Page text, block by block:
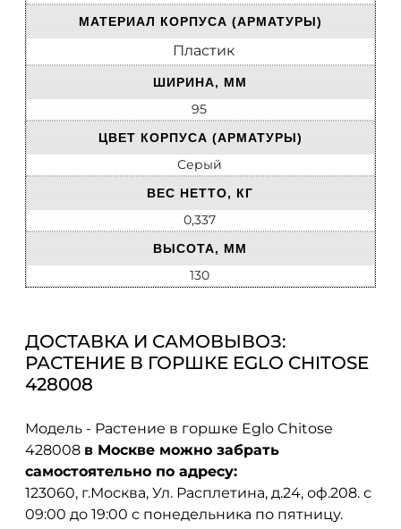
МАТЕРИАЛ КОРПУСА (АРМАТУРЫ)
Пластик
ШИРИНА, ММ
95
ЦВЕТ КОРПУСА (АРМАТУРЫ)
Серый
ВЕС НЕТТО, КГ
0,337
ВЫСОТА, ММ
130
ДОСТАВКА И САМОВЫВОЗ:
РАСТЕНИЕ В ГОРШКЕ EGLO CHITOSE
428008
Модель - Растение в горшке Eglo Chitose
428008 в Москве можно забрать
самостоятельно по адресу:
123060, г.Москва, Ул. Расплетина, д.24, оф.208. с
09:00 до 19:00 с понедельника по пятницу.